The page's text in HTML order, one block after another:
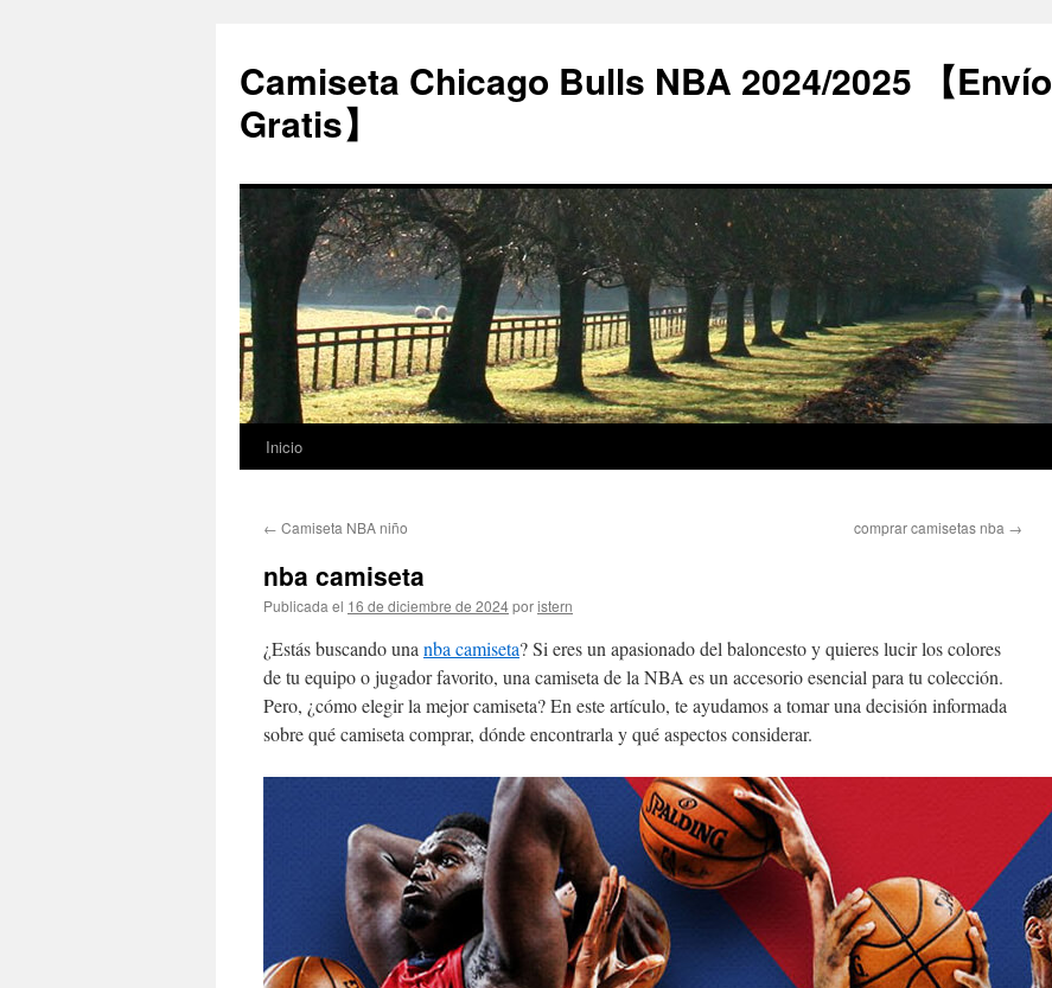
Camiseta Chicago Bulls NBA 2024/2025 【Envío
Gratis】
Saltar
contenido
Inicio
← Camiseta NBA niño comprar camisetas nba →
nba camiseta
Publicada el 16 de diciembre de 2024poristern
¿Estás buscando una nba camiseta? Si eres un apasionado del baloncesto y quieres lucir los colores
de tu equipo o jugador favorito, una camiseta de la NBA es un accesorio esencial para tu colección.
Pero, ¿cómo elegir la mejor camiseta? En este artículo, te ayudamos a tomar una decisión informada
sobre qué camiseta comprar, dónde encontrarla y qué aspectos considerar.